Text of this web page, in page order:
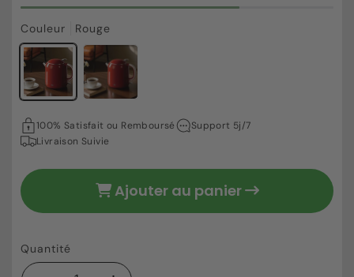
Prix
habituel
44,80 €
Couleur Rouge
100% Satisfait ou Remboursé
Support 5j/7
Livraison Suivie
Ajouter au panier
Quantité